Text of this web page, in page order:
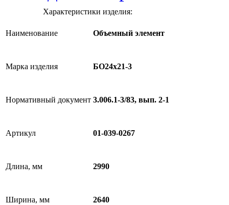
Характеристики изделия:
Наименование Объемный элемент
Марка изделия БО24х21-3
Нормативный документ 3.006.1-3/83, вып. 2-1
Артикул 01-039-0267
Длина, мм 2990
Ширина, мм 2640